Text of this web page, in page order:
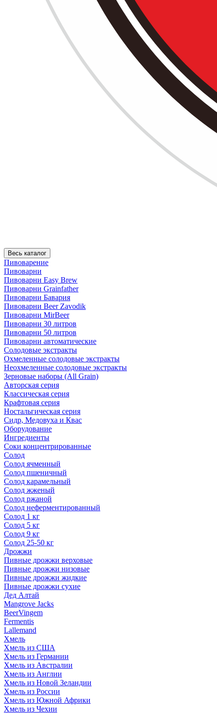
Весь каталог
Пивоварение
Пивоварни
Пивоварни Easy Brew
Пивоварни Grainfather
Пивоварни Бавария
Пивоварни Beer Zavodik
Пивоварни MirBeer
Пивоварни 30 литров
Пивоварни 50 литров
Пивоварни автоматические
Солодовые экстракты
Охмеленные солодовые экстракты
Неохмеленные солодовые экстракты
Зерновые наборы (All Grain)
Авторская серия
Классическая серия
Крафтовая серия
Ностальгическая серия
Сидр, Медовуха и Квас
Оборудование
Ингредиенты
Соки концентрированные
Солод
Солод ячменный
Солод пшеничный
Солод карамельный
Солод жженый
Солод ржаной
Солод неферментированный
Солод 1 кг
Солод 5 кг
Солод 9 кг
Солод 25-50 кг
Дрожжи
Пивные дрожжи верховые
Пивные дрожжи низовые
Пивные дрожжи жидкие
Пивные дрожжи сухие
Дед Алтай
Mangrove Jacks
BeerVingem
Fermentis
Lallemand
Хмель
Хмель из США
Хмель из Германии
Хмель из Австралии
Хмель из Англии
Хмель из Новой Зеландии
Хмель из России
Хмель из Южной Африки
Хмель из Чехии